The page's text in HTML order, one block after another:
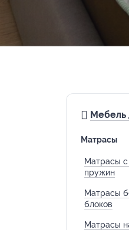
Мебель
Матрасы
Матрасы
пружин
Матрасы
блоков
Матрасы